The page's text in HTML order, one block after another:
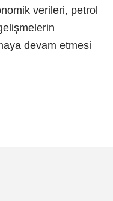
verileri, petrol
devam etmesi